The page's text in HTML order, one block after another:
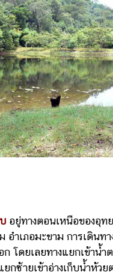
อยู่ทางตอนเหนือของอุท
อำเภอมะขาม การเดินทา
ก โดยเลยทางแยกเข้าน้
ยกซ้ายเข้าอ่างเก็บน้ำห้ว